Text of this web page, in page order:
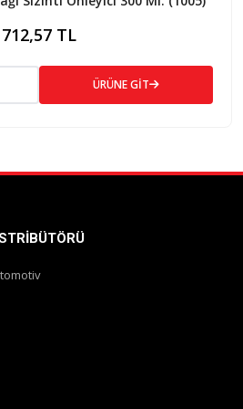
712,57 TL
ÜRÜNE GİT